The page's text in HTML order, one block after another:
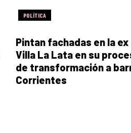
POLÍTICA
Pintan fachadas en la ex
Villa La Lata en su
de transformación a
Corrientes